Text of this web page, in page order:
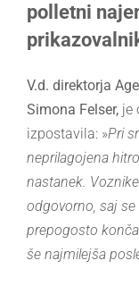
polletni
V.d. direktorja
Simona Felser, je
izpostavila: »Pri
neprilagojena
nastanek.
odgovorno, saj
prepogosto
še najmilejša